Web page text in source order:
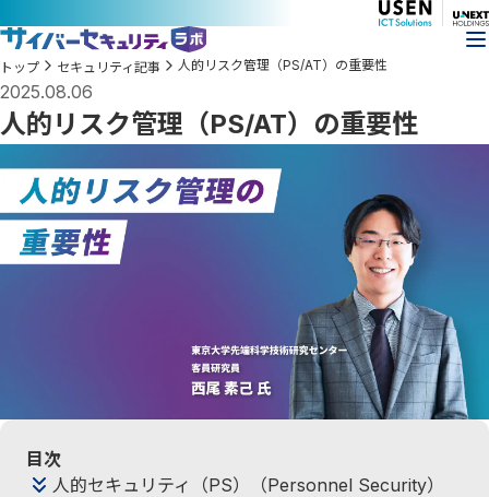
トップ セキュリティ記事 人的リスク管理（PS/AT）の重要性
2025.08.06
人的リスク管理（PS/AT）の重要性
目次
人的セキュリティ（PS）（Personnel Security）